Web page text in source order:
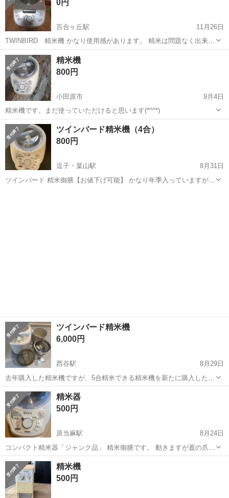
0円
百合ヶ丘駅
11月26日
TWINBIRD 精米機 かなり使用感があります。 精米は問題なく出来ま
す。
神奈川 川崎市 百合ヶ丘駅
精米機
800円
小田原市
9月4日
精米機です。まだ使っていただけると思います(*^^*)
神奈川 小田原市 キッチン家電
ツインバード精米機（4合）
800円
逗子・葉山駅
8月31日
ツインバード 精米御膳【お値下げ可能】 かなり年季入っていますが…
ツインバード精米機
6,000円
西谷駅
8月29日
去年購入した精米機ですが、5合精米できる精米機を新たに購入したた
め出品しました。 引き渡しは平日、土曜日午前中〜20:00頃までの間
で自宅付近の公園にてお渡しさせていただきます。
神奈川 横浜市 西谷駅
精米器
500円
原当麻駅
8月24日
コンパクト精米器「ジャンク品」 精米御膳です。 動きますが蓋の爪が
割れてしまって蓋がきちんと固定できません。
神奈川 相模原市 原当麻駅
精米機
500円